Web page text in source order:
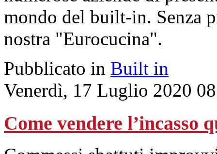
mondo del built-in. Senza
nostra "Eurocucina".
Pubblicato in Built in
Venerdì, 17 Luglio 2020
Come vendere l’incasso